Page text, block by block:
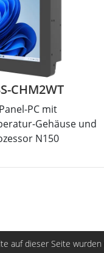
CHM2WT
PC mit
Gehäuse und
N150
auf dieser Seite